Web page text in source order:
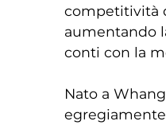
competitività
aumentando
conti con la
Nato a